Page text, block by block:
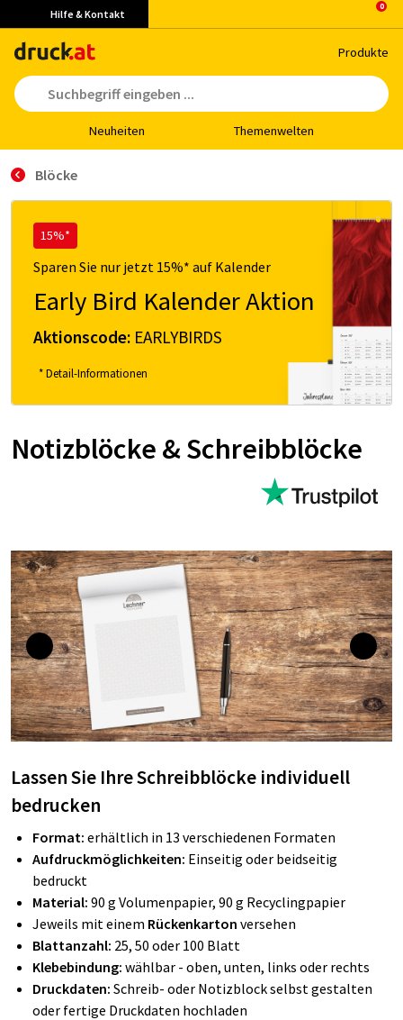
Hilfe & Kontakt
Pro­duk­te
Neu­hei­ten The­men­wel­ten
Blöcke
15%*
Sparen Sie nur jetzt 15%* auf Kalender
Early Bird Kalender Aktion
Aktionscode: EARLYBIRDS
* Detail-Informationen
Notizblöcke & Schreibblöcke
Lassen Sie Ihre Schreibblöcke individuell
bedrucken
Format: erhältlich in 13 verschiedenen Formaten
Aufdruckmöglichkeiten: Einseitig oder beidseitig
bedruckt
Material: 90 g Volumenpapier, 90 g Recyclingpapier
Jeweils mit einem Rückenkarton versehen
Blattanzahl: 25, 50 oder 100 Blatt
Klebebindung: wählbar - oben, unten, links oder rechts
Druckdaten: Schreib- oder Notizblock selbst gestalten
oder fertige Druckdaten hochladen